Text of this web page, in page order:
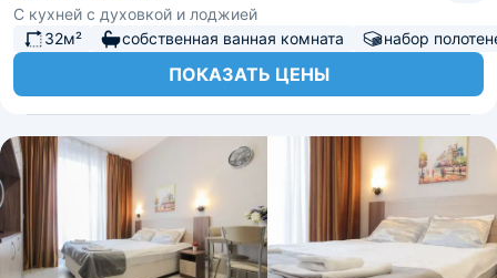
С кухней с духовкой и лоджией
32м²
собственная ванная комната набор
ПОКАЗАТЬ ЦЕНЫ